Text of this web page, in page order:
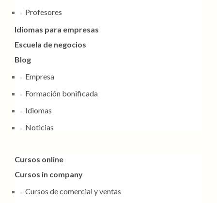
Profesores
Idiomas para empresas
Escuela de negocios
Blog
Empresa
Formación bonificada
Idiomas
Noticias
Cursos online
Cursos in company
Cursos de comercial y ventas